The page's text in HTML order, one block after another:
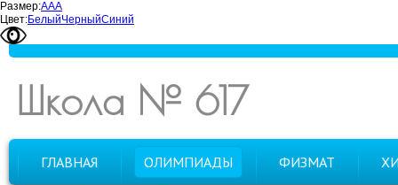
Размер:ААА
Цвет:БелыйЧерныйСиний
Школа № 617
ГЛАВНАЯ ОЛИМПИАДЫ ФИЗМАТ